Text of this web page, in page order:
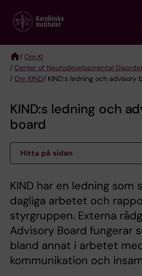
main
Breadcrumb
/ Om KI
/ Center of Neurodevelopmental
/ Om KIND/ KIND:s ledning och advisory
KIND:s ledning och
board
Hitta på sidan
KIND har en ledning som
dagliga arbetet och
styrgruppen. Externa
Advisory Board fungerar
bland annat i arbetet
kommunikation och